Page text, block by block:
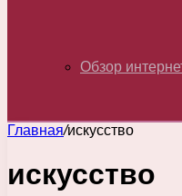
Обзор
Главная/искусство
искусство